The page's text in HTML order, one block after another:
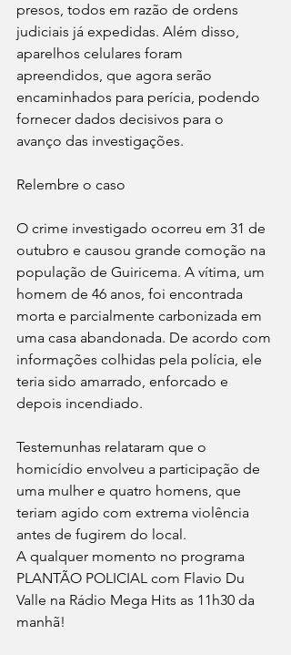
presos, todos em razão de ordens
judiciais já expedidas. Além disso,
aparelhos celulares foram
apreendidos, que agora serão
encaminhados para perícia, podendo
fornecer dados decisivos para o
avanço das investigações.
Relembre o caso
O crime investigado ocorreu em 31 de
outubro e causou grande comoção na
população de Guiricema. A vítima, um
homem de 46 anos, foi encontrada
morta e parcialmente carbonizada em
uma casa abandonada. De acordo com
informações colhidas pela polícia, ele
teria sido amarrado, enforcado e
depois incendiado.
Testemunhas relataram que o
homicídio envolveu a participação de
uma mulher e quatro homens, que
teriam agido com extrema violência
antes de fugirem do local.
A qualquer momento no programa
PLANTÃO POLICIAL com Flavio Du
Valle na Rádio Mega Hits as 11h30 da
manhã!